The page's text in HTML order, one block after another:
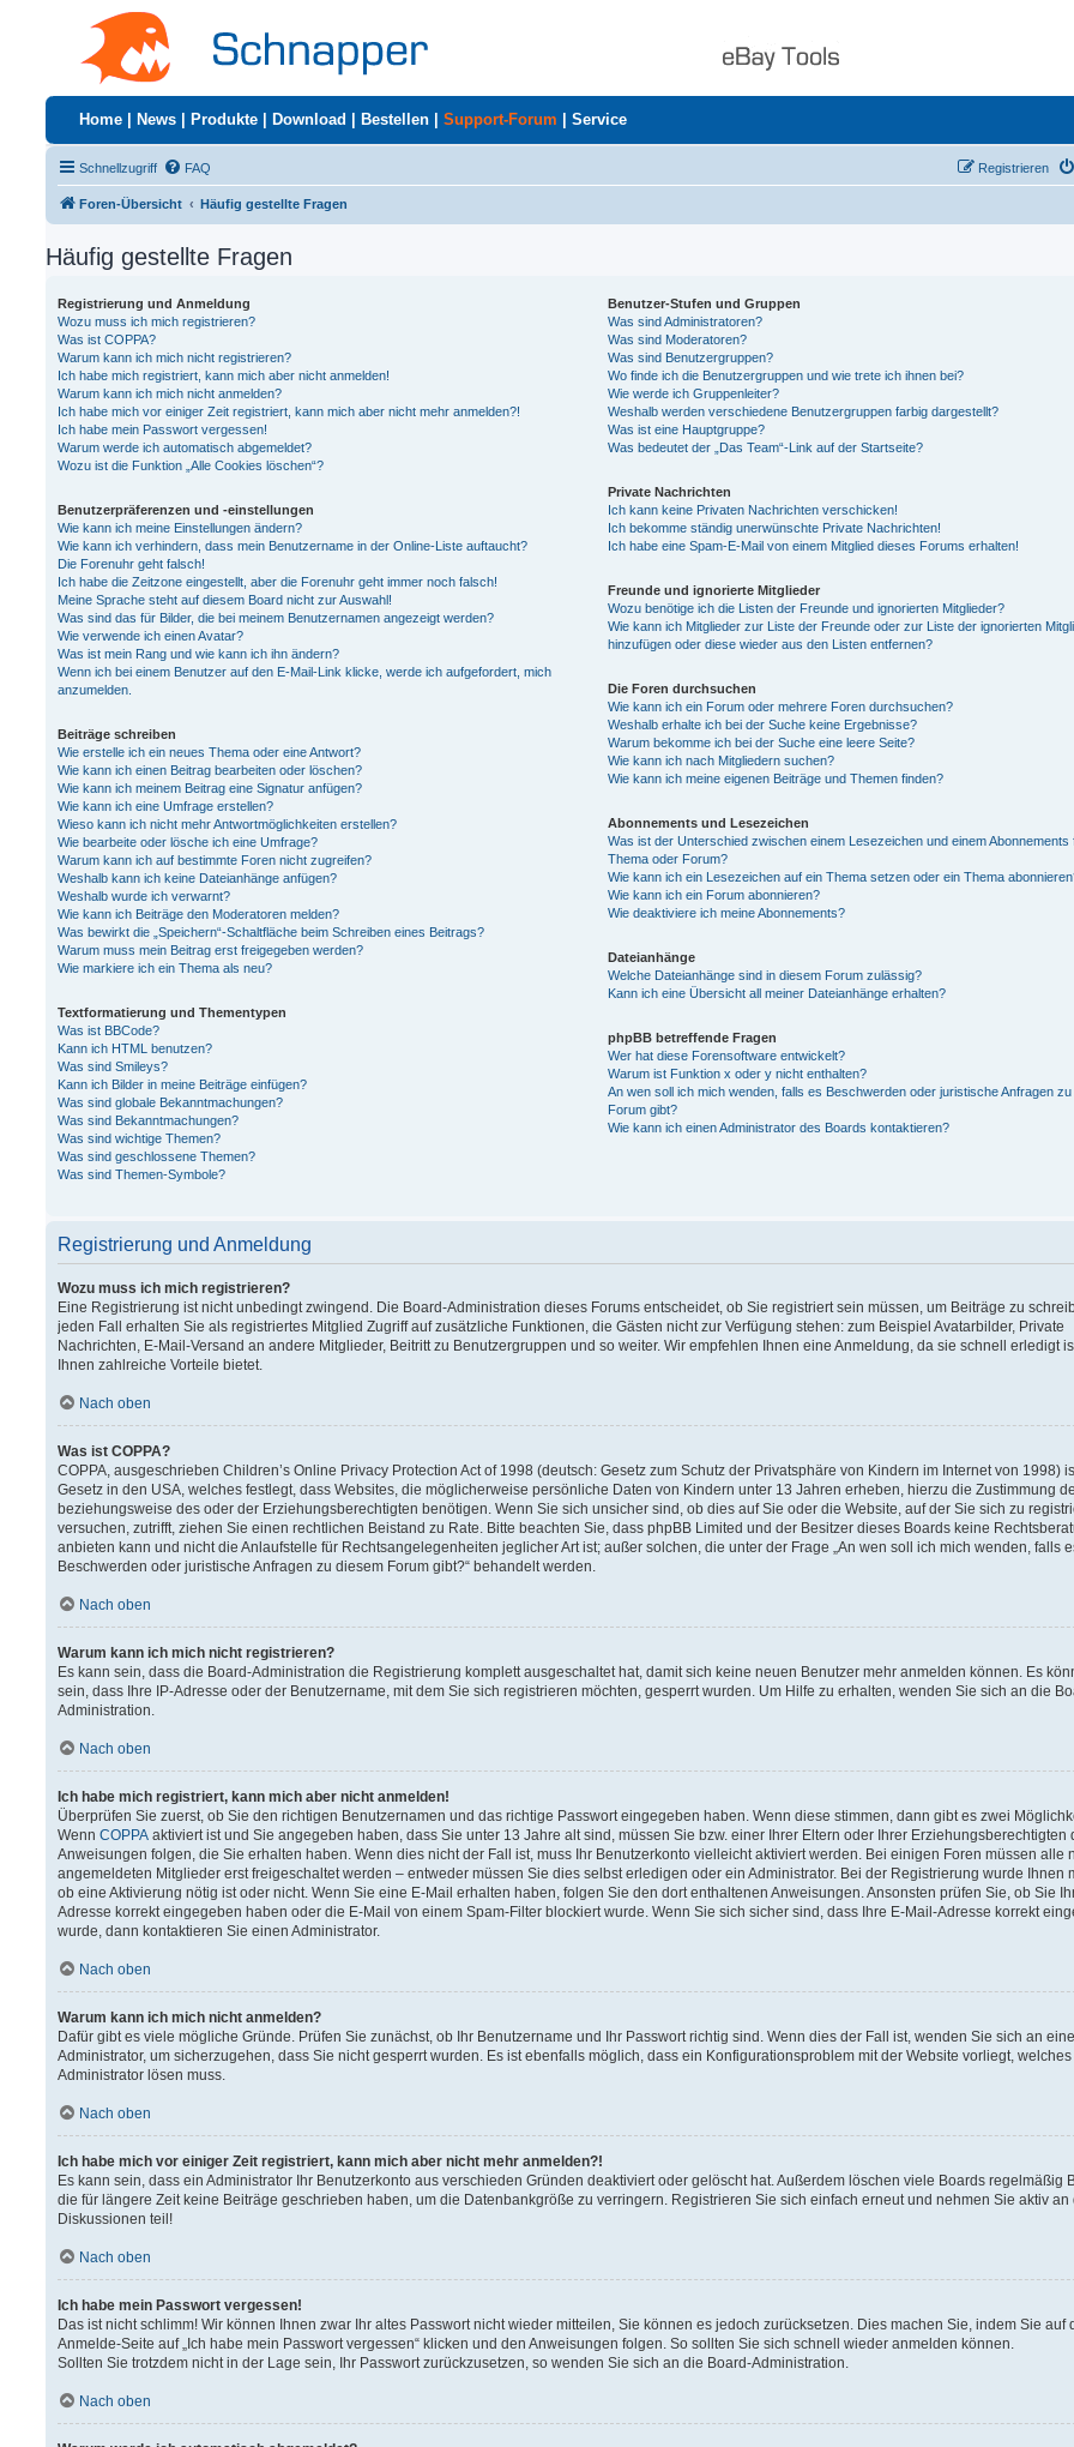
Home News Produkte Download Bestellen Support-Forum Service
Schnellzugriff FAQ Registrieren
Foren-Übersicht Häufig gestellte Fragen
Häufig gestellte Fragen
Registrierung und Anmeldung
Wozu muss ich mich registrieren?
Was ist COPPA?
Warum kann ich mich nicht registrieren?
Ich habe mich registriert, kann mich aber nicht anmelden!
Warum kann ich mich nicht anmelden?
Ich habe mich vor einiger Zeit registriert, kann mich aber nicht mehr anmelden?!
Ich habe mein Passwort vergessen!
Warum werde ich automatisch abgemeldet?
Wozu ist die Funktion „Alle Cookies löschen“?
Benutzerpräferenzen und -einstellungen
Wie kann ich meine Einstellungen ändern?
Wie kann ich verhindern, dass mein Benutzername in der Online-Liste auftaucht?
Die Forenuhr geht falsch!
Ich habe die Zeitzone eingestellt, aber die Forenuhr geht immer noch falsch!
Meine Sprache steht auf diesem Board nicht zur Auswahl!
Was sind das für Bilder, die bei meinem Benutzernamen angezeigt werden?
Wie verwende ich einen Avatar?
Was ist mein Rang und wie kann ich ihn ändern?
Wenn ich bei einem Benutzer auf den E-Mail-Link klicke, werde ich aufgefordert, mich
anzumelden.
Beiträge schreiben
Wie erstelle ich ein neues Thema oder eine Antwort?
Wie kann ich einen Beitrag bearbeiten oder löschen?
Wie kann ich meinem Beitrag eine Signatur anfügen?
Wie kann ich eine Umfrage erstellen?
Wieso kann ich nicht mehr Antwortmöglichkeiten erstellen?
Wie bearbeite oder lösche ich eine Umfrage?
Warum kann ich auf bestimmte Foren nicht zugreifen?
Weshalb kann ich keine Dateianhänge anfügen?
Weshalb wurde ich verwarnt?
Wie kann ich Beiträge den Moderatoren melden?
Was bewirkt die „Speichern“-Schaltfläche beim Schreiben eines Beitrags?
Warum muss mein Beitrag erst freigegeben werden?
Wie markiere ich ein Thema als neu?
Textformatierung und Thementypen
Was ist BBCode?
Kann ich HTML benutzen?
Was sind Smileys?
Kann ich Bilder in meine Beiträge einfügen?
Was sind globale Bekanntmachungen?
Was sind Bekanntmachungen?
Was sind wichtige Themen?
Was sind geschlossene Themen?
Was sind Themen-Symbole?
Benutzer-Stufen und Gruppen
Was sind Administratoren?
Was sind Moderatoren?
Was sind Benutzergruppen?
Wo finde ich die Benutzergruppen und wie trete ich ihnen bei?
Wie werde ich Gruppenleiter?
Weshalb werden verschiedene Benutzergruppen farbig dargestellt?
Was ist eine Hauptgruppe?
Was bedeutet der „Das Team“-Link auf der Startseite?
Private Nachrichten
Ich kann keine Privaten Nachrichten verschicken!
Ich bekomme ständig unerwünschte Private Nachrichten!
Ich habe eine Spam-E-Mail von einem Mitglied dieses Forums erhalten!
Freunde und ignorierte Mitglieder
Wozu benötige ich die Listen der Freunde und ignorierten Mitglieder?
Wie kann ich Mitglieder zur Liste der Freunde oder zur Liste der ignorierten
hinzufügen oder diese wieder aus den Listen entfernen?
Die Foren durchsuchen
Wie kann ich ein Forum oder mehrere Foren durchsuchen?
Weshalb erhalte ich bei der Suche keine Ergebnisse?
Warum bekomme ich bei der Suche eine leere Seite?
Wie kann ich nach Mitgliedern suchen?
Wie kann ich meine eigenen Beiträge und Themen finden?
Abonnements und Lesezeichen
Was ist der Unterschied zwischen einem Lesezeichen und einem Abonnements
Thema oder Forum?
Wie kann ich ein Lesezeichen auf ein Thema setzen oder ein Thema
Wie kann ich ein Forum abonnieren?
Wie deaktiviere ich meine Abonnements?
Dateianhänge
Welche Dateianhänge sind in diesem Forum zulässig?
Kann ich eine Übersicht all meiner Dateianhänge erhalten?
phpBB betreffende Fragen
Wer hat diese Forensoftware entwickelt?
Warum ist Funktion x oder y nicht enthalten?
An wen soll ich mich wenden, falls es Beschwerden oder juristische Anfragen
Forum gibt?
Wie kann ich einen Administrator des Boards kontaktieren?
Registrierung und Anmeldung
Wozu muss ich mich registrieren?
Eine Registrierung ist nicht unbedingt zwingend. Die Board-Administration dieses Forums entscheidet, ob Sie registriert sein müssen, um Beiträge zu
jeden Fall erhalten Sie als registriertes Mitglied Zugriff auf zusätzliche Funktionen, die Gästen nicht zur Verfügung stehen: zum Beispiel Avatarbilder, Private
Nachrichten, E-Mail-Versand an andere Mitglieder, Beitritt zu Benutzergruppen und so weiter. Wir empfehlen Ihnen eine Anmeldung, da sie schnell erledigt
Ihnen zahlreiche Vorteile bietet.
Nach oben
Was ist COPPA?
COPPA, ausgeschrieben Children’s Online Privacy Protection Act of 1998 (deutsch: Gesetz zum Schutz der Privatsphäre von Kindern im Internet von 1998)
Gesetz in den USA, welches festlegt, dass Websites, die möglicherweise persönliche Daten von Kindern unter 13 Jahren erheben, hierzu die Zustimmung
beziehungsweise des oder der Erziehungsberechtigten benötigen. Wenn Sie sich unsicher sind, ob dies auf Sie oder die Website, auf der Sie sich zu
versuchen, zutrifft, ziehen Sie einen rechtlichen Beistand zu Rate. Bitte beachten Sie, dass phpBB Limited und der Besitzer dieses Boards keine
anbieten kann und nicht die Anlaufstelle für Rechtsangelegenheiten jeglicher Art ist; außer solchen, die unter der Frage „An wen soll ich mich wenden, falls
Beschwerden oder juristische Anfragen zu diesem Forum gibt?“ behandelt werden.
Nach oben
Warum kann ich mich nicht registrieren?
Es kann sein, dass die Board-Administration die Registrierung komplett ausgeschaltet hat, damit sich keine neuen Benutzer mehr anmelden können. Es
sein, dass Ihre IP-Adresse oder der Benutzername, mit dem Sie sich registrieren möchten, gesperrt wurden. Um Hilfe zu erhalten, wenden Sie sich an die
Administration.
Nach oben
Ich habe mich registriert, kann mich aber nicht anmelden!
Überprüfen Sie zuerst, ob Sie den richtigen Benutzernamen und das richtige Passwort eingegeben haben. Wenn diese stimmen, dann gibt es zwei
Wenn COPPA aktiviert ist und Sie angegeben haben, dass Sie unter 13 Jahre alt sind, müssen Sie bzw. einer Ihrer Eltern oder Ihrer Erziehungsberechtigten
Anweisungen folgen, die Sie erhalten haben. Wenn dies nicht der Fall ist, muss Ihr Benutzerkonto vielleicht aktiviert werden. Bei einigen Foren müssen alle
angemeldeten Mitglieder erst freigeschaltet werden – entweder müssen Sie dies selbst erledigen oder ein Administrator. Bei der Registrierung wurde Ihnen
ob eine Aktivierung nötig ist oder nicht. Wenn Sie eine E-Mail erhalten haben, folgen Sie den dort enthaltenen Anweisungen. Ansonsten prüfen Sie, ob Sie
Adresse korrekt eingegeben haben oder die E-Mail von einem Spam-Filter blockiert wurde. Wenn Sie sich sicher sind, dass Ihre E-Mail-Adresse korrekt
wurde, dann kontaktieren Sie einen Administrator.
Nach oben
Warum kann ich mich nicht anmelden?
Dafür gibt es viele mögliche Gründe. Prüfen Sie zunächst, ob Ihr Benutzername und Ihr Passwort richtig sind. Wenn dies der Fall ist, wenden Sie sich an
Administrator, um sicherzugehen, dass Sie nicht gesperrt wurden. Es ist ebenfalls möglich, dass ein Konfigurationsproblem mit der Website vorliegt, welches
Administrator lösen muss.
Nach oben
Ich habe mich vor einiger Zeit registriert, kann mich aber nicht mehr anmelden?!
Es kann sein, dass ein Administrator Ihr Benutzerkonto aus verschieden Gründen deaktiviert oder gelöscht hat. Außerdem löschen viele Boards regelmäßig
die für längere Zeit keine Beiträge geschrieben haben, um die Datenbankgröße zu verringern. Registrieren Sie sich einfach erneut und nehmen Sie aktiv an
Diskussionen teil!
Nach oben
Ich habe mein Passwort vergessen!
Das ist nicht schlimm! Wir können Ihnen zwar Ihr altes Passwort nicht wieder mitteilen, Sie können es jedoch zurücksetzen. Dies machen Sie, indem Sie auf
Anmelde-Seite auf „Ich habe mein Passwort vergessen“ klicken und den Anweisungen folgen. So sollten Sie sich schnell wieder anmelden können.
Sollten Sie trotzdem nicht in der Lage sein, Ihr Passwort zurückzusetzen, so wenden Sie sich an die Board-Administration.
Nach oben